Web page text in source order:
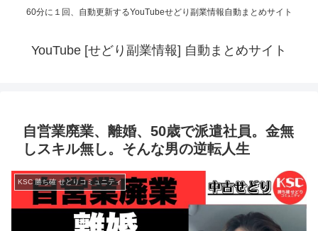
60分に１回、自動更新するYouTubeせどり副業情報自動まとめサイト
YouTube [せどり副業情報] 自動まとめサイト
自営業廃業、離婚、50歳で派遣社員。金無
しスキル無し。そんな男の逆転人生
KSC 勝ち確 せどりコミュニティ